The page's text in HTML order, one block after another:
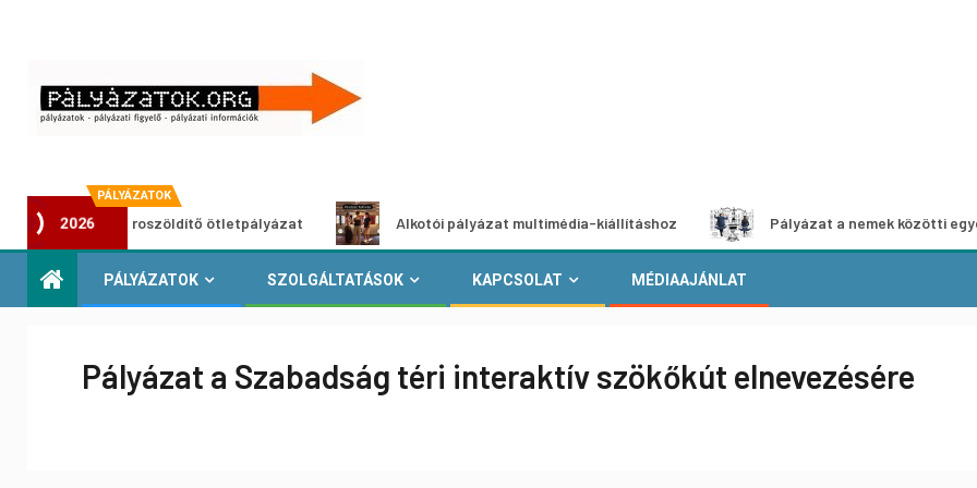
PÁLYÁZATOK
2026
Városzöldítő ötletpályázat Alkotói pályázat multimédia-kiállításhoz Pályázat a nemek közötti egyenlőség
PÁLYÁZATOK SZOLGÁLTATÁSOK KAPCSOLAT MÉDIAAJÁNLAT
Pályázat a Szabadság téri interaktív szökőkút elnevezésére